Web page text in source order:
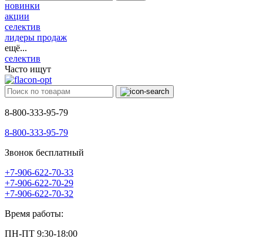
новинки
акции
селектив
лидеры продаж
ещё...
селектив
Часто ищут
8-800-333-95-79
8-800-333-95-79
Звонок бесплатный
+7-906-622-70-33
+7-906-622-70-29
+7-906-622-70-32
Время работы:
ПН-ПТ 9:30-18:00